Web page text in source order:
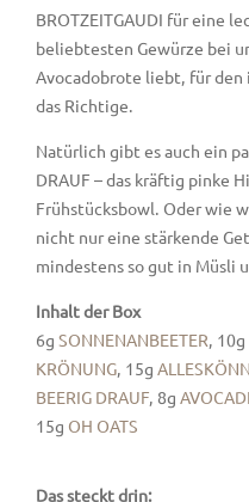
BROTZEITGAUDI für eine
beliebtesten Gewürze bei
Avocadobrote liebt, für den
das Richtige.
Natürlich gibt es auch ein
DRAUF – das kräftig pinke
Frühstücksbowl. Oder wie
nicht nur eine stärkende
mindestens so gut in Müsli
Inhalt der Box
6g SONNENANBEETER, 10g
KRÖNUNG, 15g
BEERIG DRAUF, 8g
15g OH OATS
Das steckt drin: